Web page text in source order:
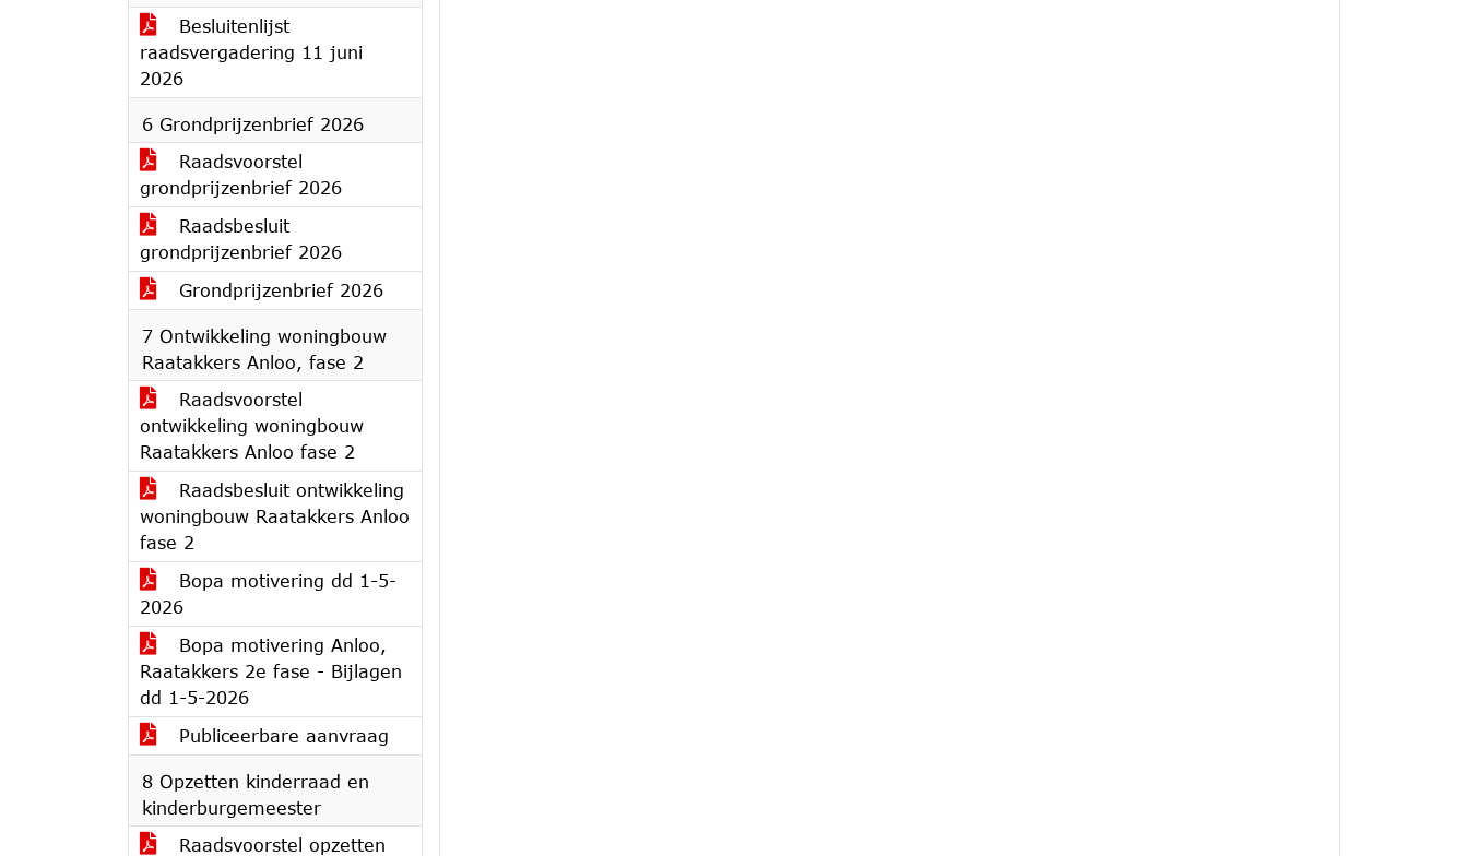
Besluitenlijst
raadsvergadering 11 juni
2026
6 Grondprijzenbrief 2026
Raadsvoorstel
grondprijzenbrief 2026
Raadsbesluit
grondprijzenbrief 2026
Grondprijzenbrief 2026
7 Ontwikkeling woningbouw
Raatakkers Anloo, fase 2
Raadsvoorstel
ontwikkeling woningbouw
Raatakkers Anloo fase 2
Raadsbesluit ontwikkeling
woningbouw Raatakkers Anloo
fase 2
Bopa motivering dd 1-5-
2026
Bopa motivering Anloo,
Raatakkers 2e fase - Bijlagen
dd 1-5-2026
Publiceerbare aanvraag
8 Opzetten kinderraad en
kinderburgemeester
Raadsvoorstel opzetten